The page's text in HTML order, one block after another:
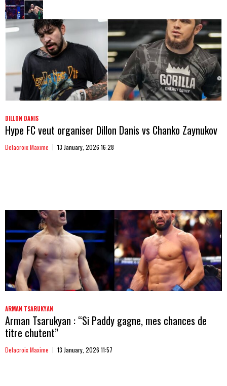
DILLON DANIS
Hype FC veut organiser Dillon Danis vs Chanko Zaynukov
Delacroix Maxime 13 January, 2026 16:28
ARMAN TSARUKYAN
Arman Tsarukyan : “Si Paddy gagne, mes chances de
titre chutent”
Delacroix Maxime 13 January, 2026 11:57